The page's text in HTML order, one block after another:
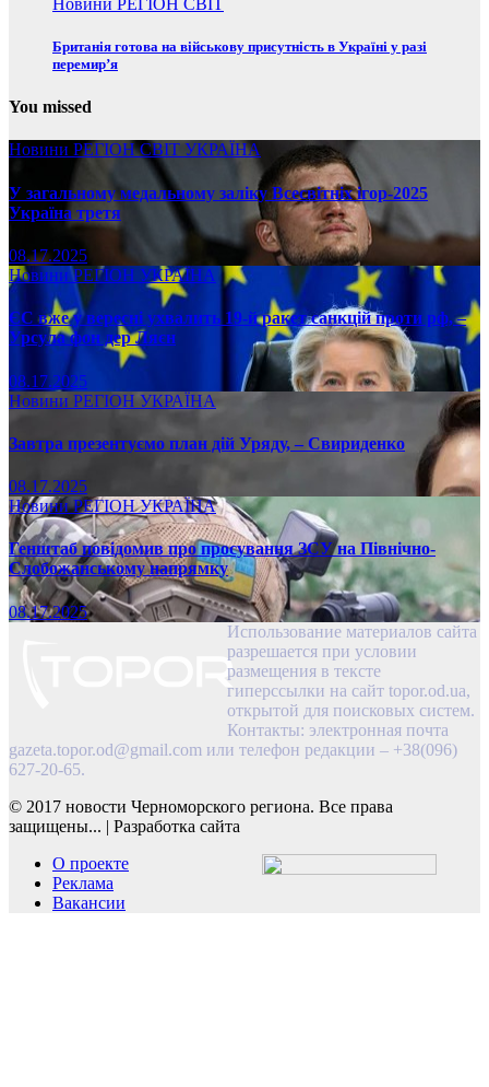
Британія готова на військову присутність в Україні у разі
перемир’я
You missed
Новини РЕГІОНСВІТ УКРАЇНА
У загальному медальному заліку Всесвітніх ігор-2025
Україна третя
08.17.2025
НовиниРЕГІОН УКРАЇНА
ЄС вже у вересні ухвалить 19-й ракет санкцій проти рф, –
Урсула фон дер Ляєн
08.17.2025
Новини РЕГІОН УКРАЇНА
Завтра презентуємо план дій Уряду, – Свириденко
08.17.2025
НовиниРЕГІОНУКРАЇНА
Генштаб повідомив про просування ЗСУ на Північно-
Слобожанському напрямку
08.17.2025
Использование материалов сайта
разрешается при условии
размещения в тексте
гиперссылки на сайт topor.od.ua,
открытой для поисковых систем.
Контакты: электронная почта
gazeta.topor.od@gmail.com или телефон редакции – +38(096)
627-20-65.
© 2017 новости Черноморского региона. Все права
защищены... | Разработка сайта
О проекте
Реклама
Вакансии